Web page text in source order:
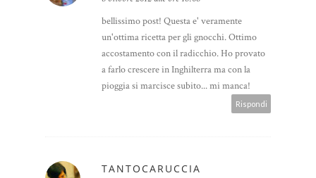
bellissimo post! Questa e' veramente
un'ottima ricetta per gli gnocchi. Ottimo
accostamento con il radicchio. Ho provato
a farlo crescere in Inghilterra ma con la
pioggia si marcisce subito... mi manca!
Rispondi
TANTOCARUCCIA